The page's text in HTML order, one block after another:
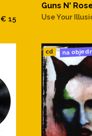
€ 15
Guns N'
Use Your
cd na